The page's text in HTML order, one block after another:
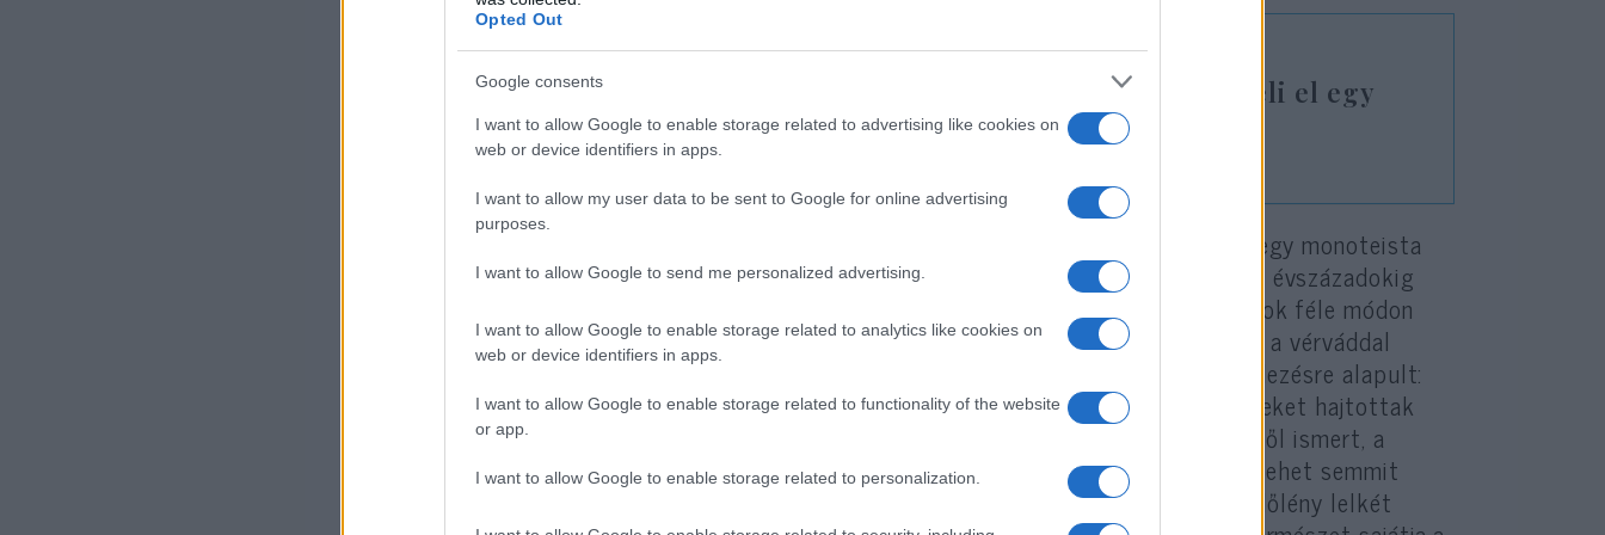
Opted Out
Google consents
I want to allow Google to enable storage related to advertising like cookies on
web or device identifiers in apps.
I want to allow my user data to be sent to Google for online advertising
purposes.
I want to allow Google to send me personalized advertising.
I want to allow Google to enable storage related to analytics like cookies on
web or device identifiers in apps.
I want to allow Google to enable storage related to functionality of the website
or app.
I want to allow Google to enable storage related to personalization.
A tiszaeszlári vérvád sötét titkait meséli el egy
magyar történész
De nézzük ennek a folyamatnak a történelmi hátterét: a zsidóság, mint egy monoteista
közösség mindig is kisebbségben volt azokkal a népekkel szemben, akik évszázadokig
hódoltak a többisten hitnek. Számukra mi mindig is mások voltunk, és sok féle módon
fejezték ki ellenérzéseiket velünk szemben. Minden bizonnyal gyűlöletük a vérváddal
csúcsosodott ki, és kegyetlenségeik alapja egy teljesen abszurd feltételezésre alapult:
arra, hogy a zsidók a saját imaházaikban emberi áldozatot követelő tetteket hajtottak
végre, és áldozataik vérét bármire is felhasználták. Pedig már Noa idejéből ismert, a
teremtéstörténet első fejezeteiben is le van írva: a zsidók számára nem lehet semmit
elfogyasztani, ami véres, hiszen a vér egy szimbólum, és minden egyes élőlény lelkét